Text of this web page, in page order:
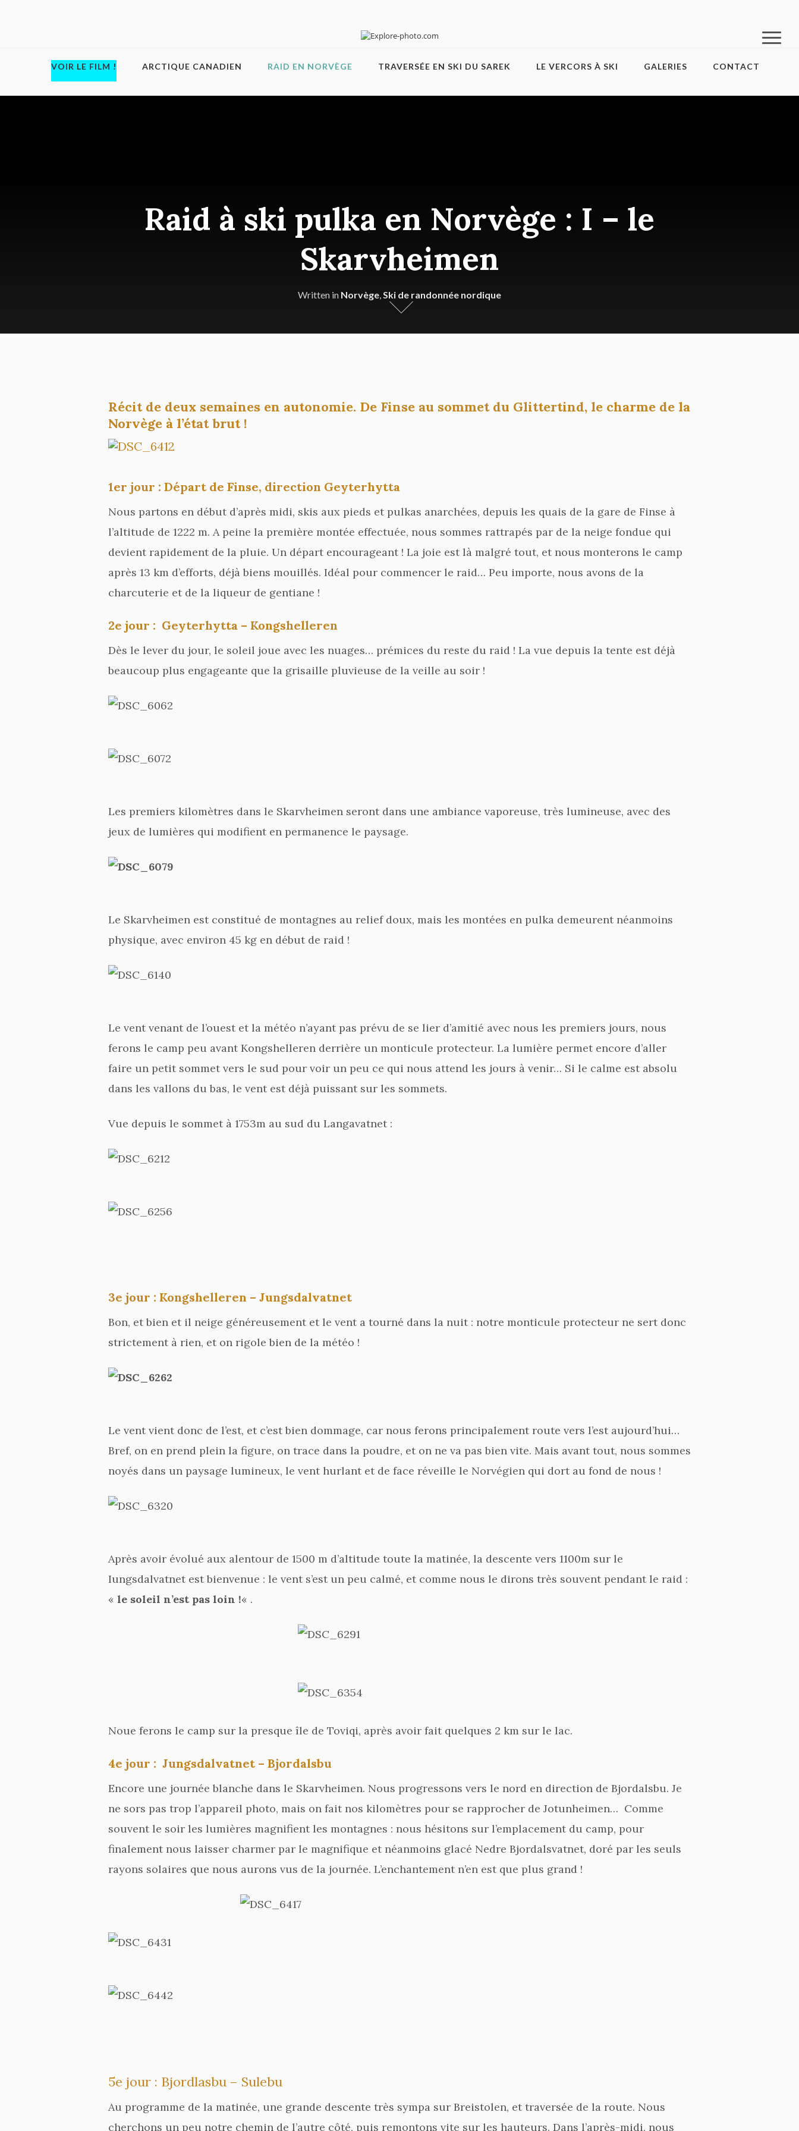
VOIR LE FILM ! ARCTIQUE CANADIEN RAID EN NORVÈGE TRAVERSÉE EN SKI DU SAREK LE VERCORS À SKI GALERIES CONTACT
Raid à ski pulka en Norvège : I – le
Skarvheimen
Written in Norvège,Ski de randonnée nordique
Récit de deux semaines en autonomie. De Finse au sommet du Glittertind, le charme de la
Norvège à l’état brut !
1er jour : Départ de Finse, direction Geyterhytta
Nous partons en début d’après midi, skis aux pieds et pulkas anarchées, depuis les quais de la gare de Finse à
l’altitude de 1222 m. A peine la première montée effectuée, nous sommes rattrapés par de la neige fondue qui
devient rapidement de la pluie. Un départ encourageant ! La joie est là malgré tout, et nous monterons le camp
après 13 km d’efforts, déjà biens mouillés. Idéal pour commencer le raid… Peu importe, nous avons de la
charcuterie et de la liqueur de gentiane !
2e jour : Geyterhytta – Kongshelleren
Dès le lever du jour, le soleil joue avec les nuages… prémices du reste du raid ! La vue depuis la tente est déjà
beaucoup plus engageante que la grisaille pluvieuse de la veille au soir !
Les premiers kilomètres dans le Skarvheimen seront dans une ambiance vaporeuse, très lumineuse, avec des
jeux de lumières qui modifient en permanence le paysage.
Le Skarvheimen est constitué de montagnes au relief doux, mais les montées en pulka demeurent néanmoins
physique, avec environ 45 kg en début de raid !
Le vent venant de l’ouest et la météo n’ayant pas prévu de se lier d’amitié avec nous les premiers jours, nous
ferons le camp peu avant Kongshelleren derrière un monticule protecteur. La lumière permet encore d’aller
faire un petit sommet vers le sud pour voir un peu ce qui nous attend les jours à venir… Si le calme est absolu
dans les vallons du bas, le vent est déjà puissant sur les sommets.
Vue depuis le sommet à 1753m au sud du Langavatnet :
3e jour : Kongshelleren – Jungsdalvatnet
Bon, et bien et il neige généreusement et le vent a tourné dans la nuit : notre monticule protecteur ne sert donc
strictement à rien, et on rigole bien de la météo !
Le vent vient donc de l’est, et c’est bien dommage, car nous ferons principalement route vers l’est aujourd’hui…
Bref, on en prend plein la figure, on trace dans la poudre, et on ne va pas bien vite. Mais avant tout, nous sommes
noyés dans un paysage lumineux, le vent hurlant et de face réveille le Norvégien qui dort au fond de nous !
Après avoir évolué aux alentour de 1500 m d’altitude toute la matinée, la descente vers 1100m sur le
Iungsdalvatnet est bienvenue : le vent s’est un peu calmé, et comme nous le dirons très souvent pendant le raid :
« le soleil n’est pas loin !« .
Noue ferons le camp sur la presque île de Toviqi, après avoir fait quelques 2 km sur le lac.
4e jour : Jungsdalvatnet – Bjordalsbu
Encore une journée blanche dans le Skarvheimen. Nous progressons vers le nord en direction de Bjordalsbu. Je
ne sors pas trop l’appareil photo, mais on fait nos kilomètres pour se rapprocher de Jotunheimen… Comme
souvent le soir les lumières magnifient les montagnes : nous hésitons sur l’emplacement du camp, pour
finalement nous laisser charmer par le magnifique et néanmoins glacé Nedre Bjordalsvatnet, doré par les seuls
rayons solaires que nous aurons vus de la journée. L’enchantement n’en est que plus grand !
5e jour : Bjordlasbu – Sulebu
Au programme de la matinée, une grande descente très sympa sur Breistolen, et traversée de la route. Nous
cherchons un peu notre chemin de l’autre côté, puis remontons vite sur les hauteurs. Dans l’après-midi, nous